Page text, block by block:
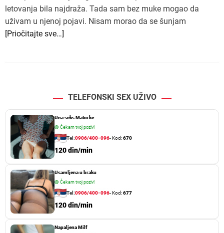
letovanja bila najdraža. Tada sam bez muke mogao da
uživam u njenoj pojavi. Nisam morao da se šunjam
[Priočitajte sve…]
TELEFONSKI SEX UŽIVO
Una seks Matorke
🟢 Čekam tvoj poziv!
Tel:0906/400-096- Kod:670
120 din/min
Usamljena u braku
🟢 Čekam tvoj poziv!
Tel:0906/400-096- Kod:677
120 din/min
Napaljena Milf